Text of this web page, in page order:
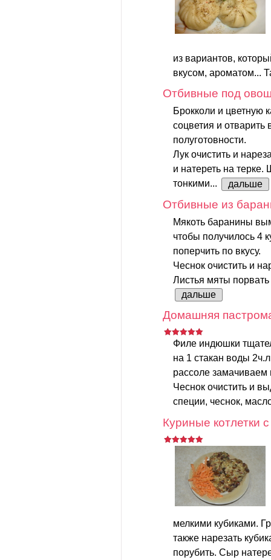
из вариантов,
вкусом, ароматом...
Отбивные под
Брокколи и цветную
соцветия и
полуготовности.
Лук очистить и
и натереть на
тонкими...
дальше
Отбивные из
Мякоть баранины
чтобы получилось 4
поперчить по вкусу.
Чеснок очистить и
Листья мяты порвать
дальше
Домашняя
Филе индюшки
на 1 стакан воды
рассоле
Чеснок очистить и
специи, чеснок,
Куриные котлетки
мелкими кубиками.
также нарезать
порубить. Сыр